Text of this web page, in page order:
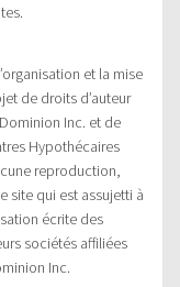
et la mise
de droits d’auteur
Inc. et de
Hypothécaires
reproduction,
site qui est assujetti à
écrite des
sociétés affiliées
Inc.